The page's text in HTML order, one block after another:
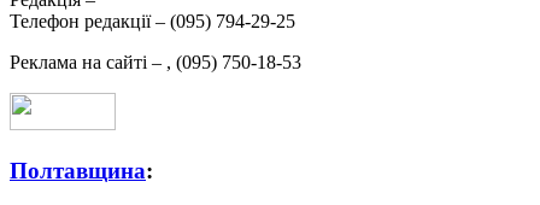
Телефон редакції – (095) 794-29-25
Реклама на сайті – , (095) 750-18-53
Полтавщина: